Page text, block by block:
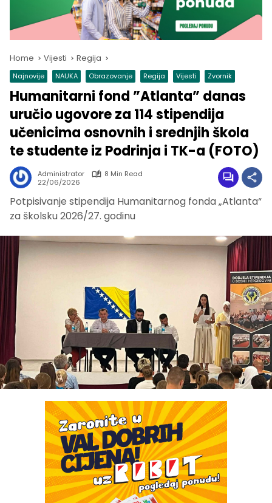
Home Vijesti Regija
Najnovije NAUKA Obrazovanje Regija Vijesti Zvornik
Humanitarni fond ”Atlanta” danas
uručio ugovore za 114 stipendija
učenicima osnovnih i srednjih škola
te studente iz Podrinja i TK-a (FOTO)
Administrator
8 Min Read
22/06/2026
Potpisivanje stipendija Humanitarnog fonda „Atlanta“
za školsku 2026/27. godinu